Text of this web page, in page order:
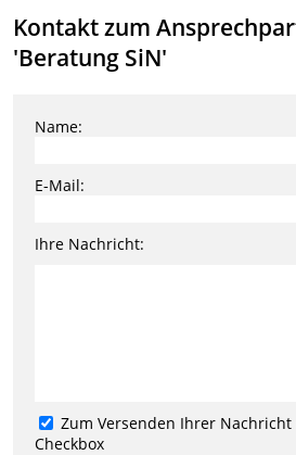
Kontakt zum
'Beratung SiN'
Name:
E-Mail:
Ihre Nachricht:
Zum Versenden Ihrer
Checkbox